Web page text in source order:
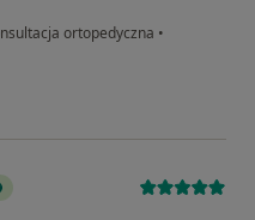
ortopedyczna •